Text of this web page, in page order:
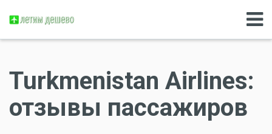
Turkmenistan Airlines:
отзывы пассажиров